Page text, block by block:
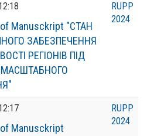
Manusckript "СТАН
ЗАБЕЗПЕЧЕННЯ
РЕГІОНІВ ПІД
RUPP
2024
Manusckript
RUPP
2024